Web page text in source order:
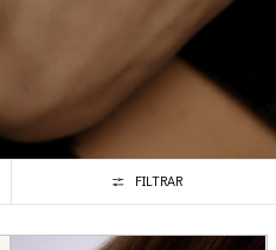
FILTRAR